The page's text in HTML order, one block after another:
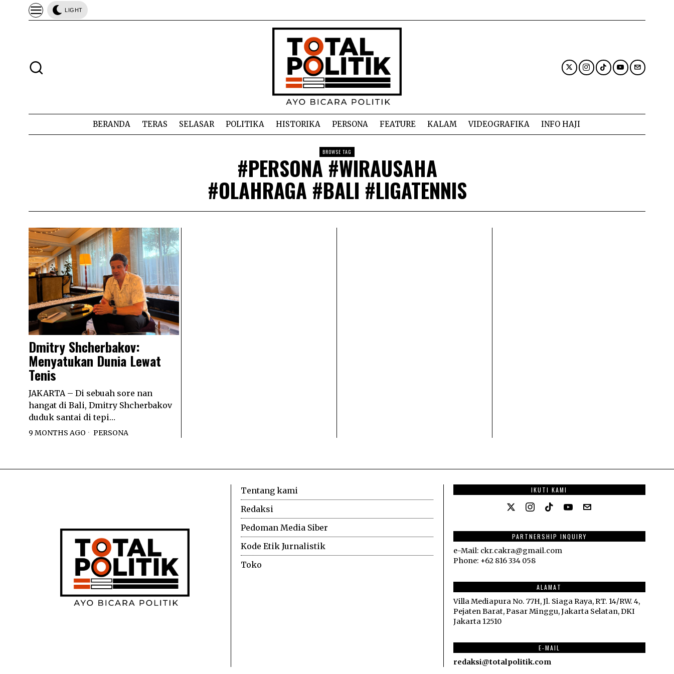
LIGHT
BERANDA TERAS SELASAR POLITIKA HISTORIKA PERSONA FEATURE KALAM VIDEOGRAFIKA INFO HAJI
BROWSE TAG
#PERSONA #WIRAUSAHA
#OLAHRAGA #BALI #LIGATENNIS
Dmitry Shcherbakov:
Menyatukan Dunia Lewat
Tenis
JAKARTA – Di sebuah sore nan
hangat di Bali, Dmitry Shcherbakov
duduk santai di tepi…
9 MONTHS AGO PERSONA
Tentang kami
Redaksi
Pedoman Media Siber
Kode Etik Jurnalistik
Toko
IKUTI KAMI
PARTNERSHIP INQUIRY
e-Mail: ckr.cakra@gmail.com
Phone: +62 816 334 058
ALAMAT
Villa Mediapura No. 77H, Jl. Siaga Raya, RT. 14/RW. 4,
Pejaten Barat, Pasar Minggu, Jakarta Selatan, DKI
Jakarta 12510
E-MAIL
redaksi@totalpolitik.com